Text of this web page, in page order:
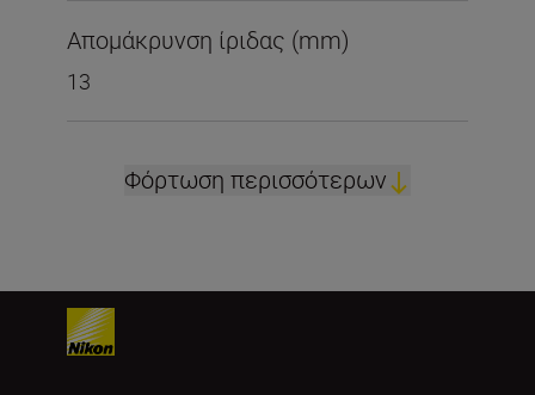
Απομάκρυνση ίριδας (mm)
13
Φόρτωση περισσότερων